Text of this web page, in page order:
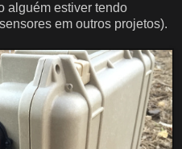
alguém estiver tendo
em outros projetos).